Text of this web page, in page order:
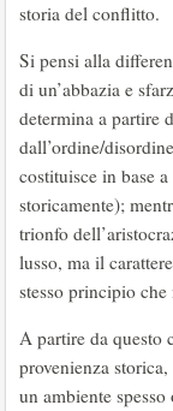
storia del conflitto.
Si pensi alla
di un’abbazia e
determina a partire
dall’ordine/
costituisce in base
storicamente);
trionfo
lusso, ma il
stesso principio che
A partire da questo
provenienza
un ambiente